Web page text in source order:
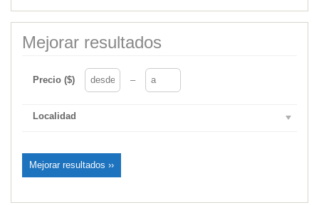
Mejorar resultados
Precio ($) –
Localidad
Mejorar resultados ››